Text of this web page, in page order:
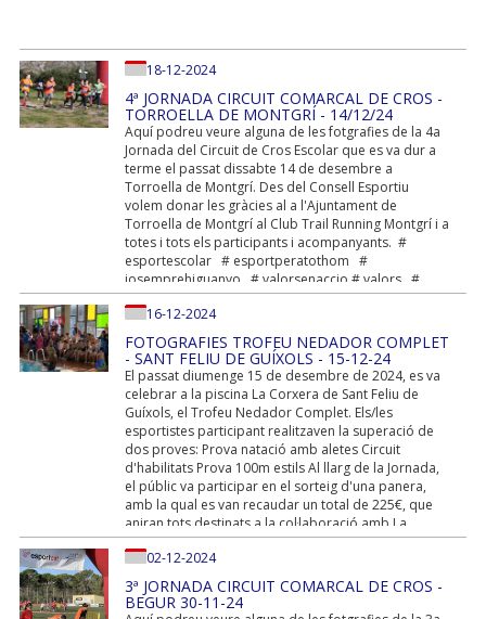
18-12-2024
4ª JORNADA CIRCUIT COMARCAL DE CROS -
TORROELLA DE MONTGRÍ - 14/12/24
Aquí podreu veure alguna de les fotgrafies de la 4a
Jornada del Circuit de Cros Escolar que es va dur a
terme el passat dissabte 14 de desembre a
Torroella de Montgrí. Des del Consell Esportiu
volem donar les gràcies al a l'Ajuntament de
Torroella de Montgrí al Club Trail Running Montgrí i a
totes i tots els participants i acompanyants. #
esportescolar # esportperatothom #
josemprehiguanyo # valorsenaccio # valors #
consellsesportius
16-12-2024
FOTOGRAFIES TROFEU NEDADOR COMPLET
- SANT FELIU DE GUÍXOLS - 15-12-24
El passat diumenge 15 de desembre de 2024, es va
celebrar a la piscina La Corxera de Sant Feliu de
Guíxols, el Trofeu Nedador Complet. Els/les
esportistes participant realitzaven la superació de
dos proves: Prova natació amb aletes Circuit
d'habilitats Prova 100m estils Al llarg de la Jornada,
el públic va participar en el sorteig d'una panera,
amb la qual es van recaudar un total de 225€, que
aniran tots destinats a la col·laboració amb La
Marató de TV3. Moltes gràcies a Tothom! #
esportescolar...
02-12-2024
3ª JORNADA CIRCUIT COMARCAL DE CROS -
BEGUR 30-11-24